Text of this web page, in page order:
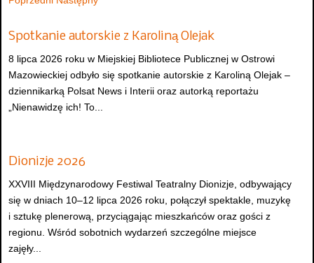
Spotkanie autorskie z Karoliną Olejak
8 lipca 2026 roku w Miejskiej Bibliotece Publicznej w Ostrowi
Mazowieckiej odbyło się spotkanie autorskie z Karoliną Olejak –
dziennikarką Polsat News i Interii oraz autorką reportażu
„Nienawidzę ich! To...
Dionizje 2026
XXVIII Międzynarodowy Festiwal Teatralny Dionizje, odbywający
się w dniach 10–12 lipca 2026 roku, połączył spektakle, muzykę
i sztukę plenerową, przyciągając mieszkańców oraz gości z
regionu. Wśród sobotnich wydarzeń szczególne miejsce
zajęły...